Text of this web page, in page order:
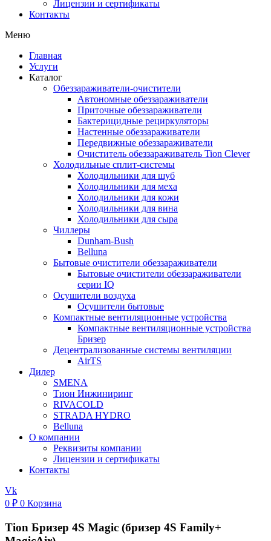
Лицензии и сертификаты
Контакты
Меню
Главная
Услуги
Каталог
Обеззараживатели-очистители
Автономные обеззараживатели
Приточные обеззараживатели
Бактерицидные рециркуляторы
Настенные обеззараживатели
Передвижные обеззараживатели
Очиститель обеззараживатель Tion Clever
Холодильные сплит-системы
Холодильники для шуб
Холодильники для меха
Холодильники для кожи
Холодильники для вина
Холодильники для сыра
Чиллеры
Dunham-Bush
Belluna
Бытовые очистители обеззараживатели
Бытовые очистители обеззараживатели
серии IQ
Осушители воздуха
Осушители бытовые
Компактные вентиляционные устройства
Компактные вентиляционные устройства
Бризер
Децентрализованные системы вентиляции
AirTS
Дилер
SMENA
Тион Инжиниринг
RIVACOLD
STRADA HYDRO
Belluna
О компании
Реквизиты компании
Лицензии и сертификаты
Контакты
Vk
0 ₽ 0 Корзина
Tion Бризер 4S Magic (бризер 4S Family+